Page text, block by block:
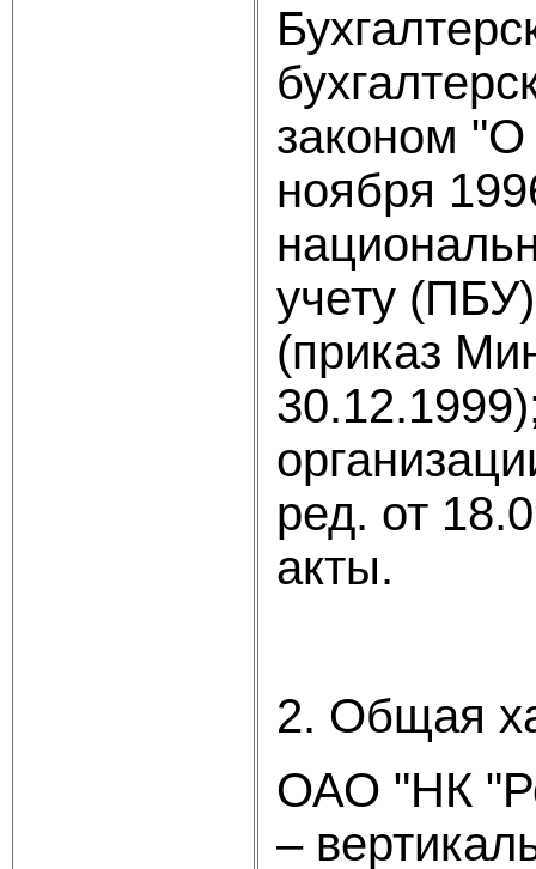
законом "О
ноября
учету
(приказ
ред. от
акты.
2. Общая
ОАО "НК
–